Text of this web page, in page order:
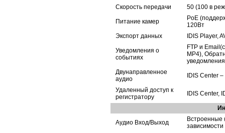
Скорость передачи
50 (100 в
Питание камер
PoE
120Вт
Экспорт данных
IDIS Player,
Уведомления о
событиях
FTP и
MP4),
Двунаправленное
аудио
IDIS Center
Удаленный доступ к
регистратору
IDIS Center,
Аудио Вход/Выход
Встроенные